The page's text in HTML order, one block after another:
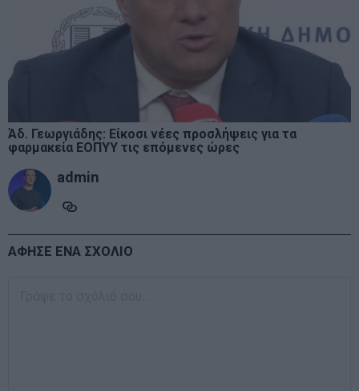
Άδ. Γεωργιάδης: Είκοσι νέες προσλήψεις για τα
φαρμακεία ΕΟΠΥΥ τις επόμενες ώρες
admin
ΑΦΗΣΕ ΕΝΑ ΣΧΟΛΙΟ